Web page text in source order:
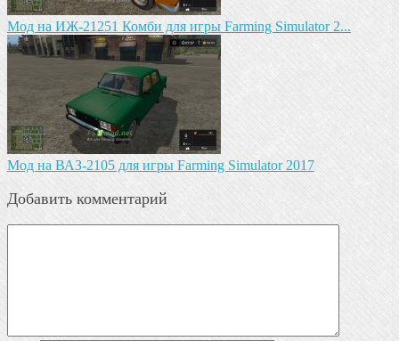
Мод на ИЖ-21251 Комби для игры Farming Simulator 2...
Мод на ВАЗ-2105 для игры Farming Simulator 2017
Добавить комментарий